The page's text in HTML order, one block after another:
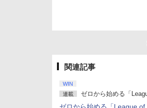
関連記事
WIN
連載
ゼロから始める「